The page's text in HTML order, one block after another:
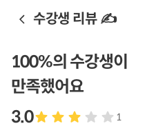
수강생 리뷰 ✍️
100%의 수강생이
만족했어요
3.0
1